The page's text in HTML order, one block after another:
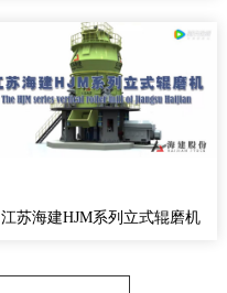
江苏海建HJM系列立式辊磨机